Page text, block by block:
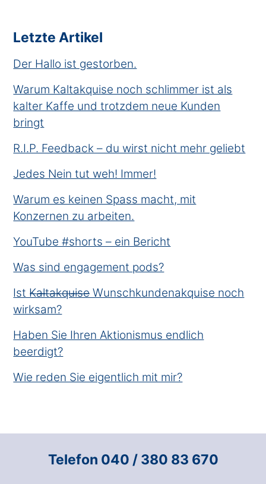
Letzte Artikel
Der Hallo ist gestorben.
Warum Kaltakquise noch schlimmer ist als
kalter Kaffe und trotzdem neue Kunden
bringt
R.I.P. Feedback – du wirst nicht mehr geliebt
Jedes Nein tut weh! Immer!
Warum es keinen Spass macht, mit
Konzernen zu arbeiten.
YouTube #shorts – ein Bericht
Was sind engagement pods?
Ist K̶a̶l̶t̶a̶k̶q̶u̶i̶s̶e̶ Wunschkundenakquise noch
wirksam?
Haben Sie Ihren Aktionismus endlich
beerdigt?
Wie reden Sie eigentlich mit mir?
Telefon 040 / 380 83 670